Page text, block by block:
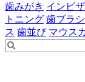
歯みがき インビ
トニング 歯ブラシ
ス 歯並び マウス